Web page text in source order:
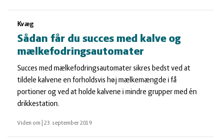
Kvæg
Sådan får du succes med kalve og
mælkefodringsautomater
Succes med mælkefodringsautomater sikres bedst ved at
tildele kalvene en forholdsvis høj mælkemængde i få
portioner og ved at holde kalvene i mindre grupper med én
drikkestation.
Viden om 23. september 2019